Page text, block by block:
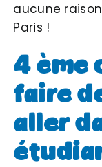
aucune
Paris !
4 ème
faire
aller